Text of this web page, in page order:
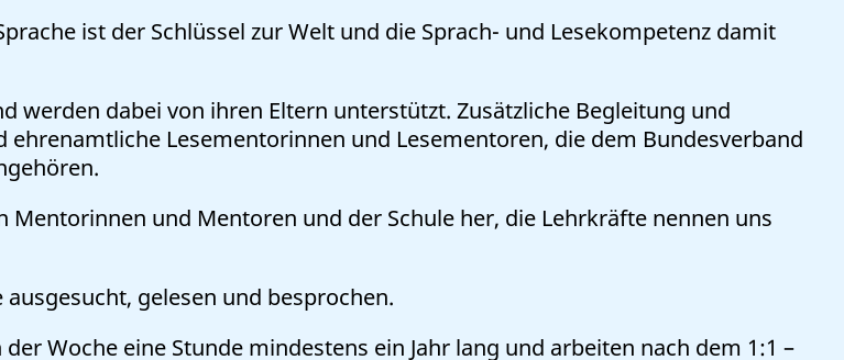
ist der Schlüssel zur Welt und die Sprach- und Lesekompetenz damit
werden dabei von ihren Eltern unterstützt. Zusätzliche Begleitung und
Lesementorinnen und Lesementoren, die dem Bundesverband
Mentorinnen und Mentoren und der Schule her, die Lehrkräfte nennen uns
gelesen und besprochen.
Woche eine Stunde mindestens ein Jahr lang und arbeiten nach dem 1:1 –